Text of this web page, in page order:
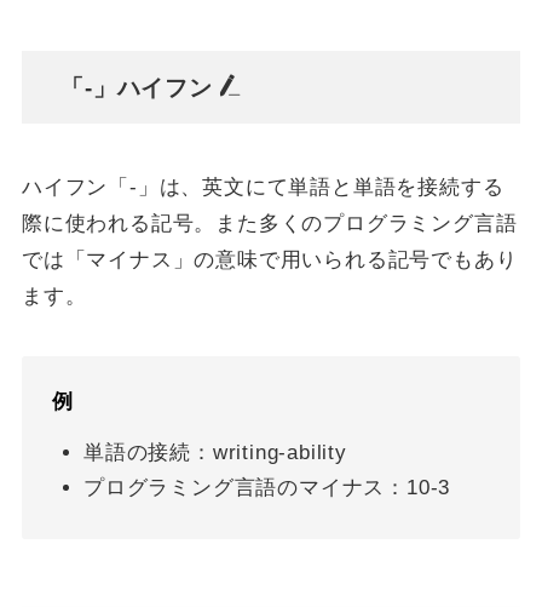
「-」ハイフン
ハイフン「-」は、英文にて単語と単語を接続する
際に使われる記号。また多くのプログラミング言語
では「マイナス」の意味で用いられる記号でもあり
ます。
例
単語の接続：writing-ability
プログラミング言語のマイナス：10-3